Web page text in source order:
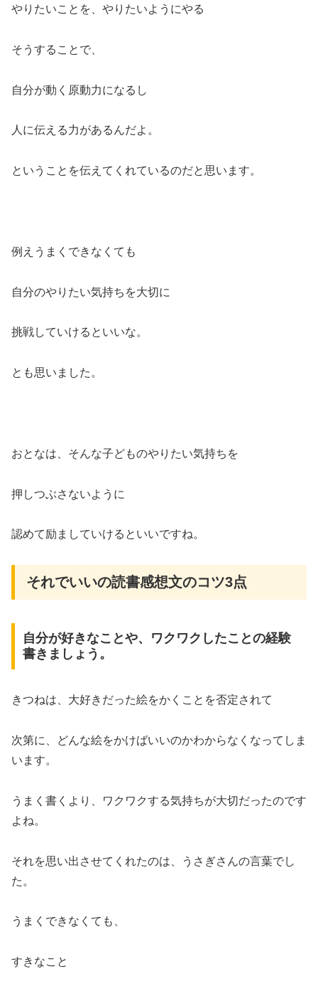
やりたいことを、やりたいようにやる
そうすることで、
自分が動く原動力になるし
人に伝える力があるんだよ。
ということを伝えてくれているのだと思います。
例えうまくできなくても
自分のやりたい気持ちを大切に
挑戦していけるといいな。
とも思いました。
おとなは、そんな子どものやりたい気持ちを
押しつぶさないように
認めて励ましていけるといいですね。
それでいいの読書感想文のコツ3点
自分が好きなことや、ワクワクしたことの経験
書きましょう。
きつねは、大好きだった絵をかくことを否定されて
次第に、どんな絵をかけばいいのかわからなくなってしま
います。
うまく書くより、ワクワクする気持ちが大切だったのです
よね。
それを思い出させてくれたのは、うさぎさんの言葉でし
た。
うまくできなくても、
すきなこと